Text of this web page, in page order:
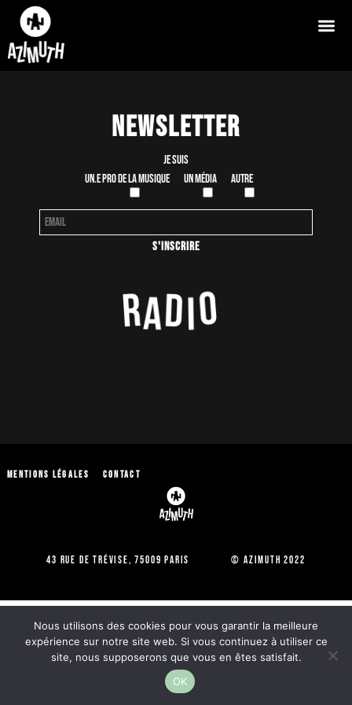
Newsletter
Je suis
Un.e pro de la musique
Un média Autre
Mentions légales Contact
43 Rue de Trévise, 75009 Paris © Azimuth 2022
Nous utilisons des cookies pour vous garantir la meilleure
expérience sur notre site web. Si vous continuez à utiliser ce
site, nous supposerons que vous en êtes satisfait.
OK